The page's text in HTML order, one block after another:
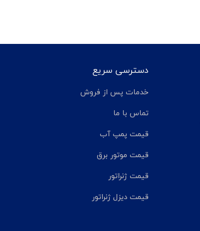
دسترسی سریع
خدمات پس از فروش
تماس با ما
قیمت پمپ آب
قیمت موتور برق
قیمت ژنراتور
قیمت دیزل ژنراتور